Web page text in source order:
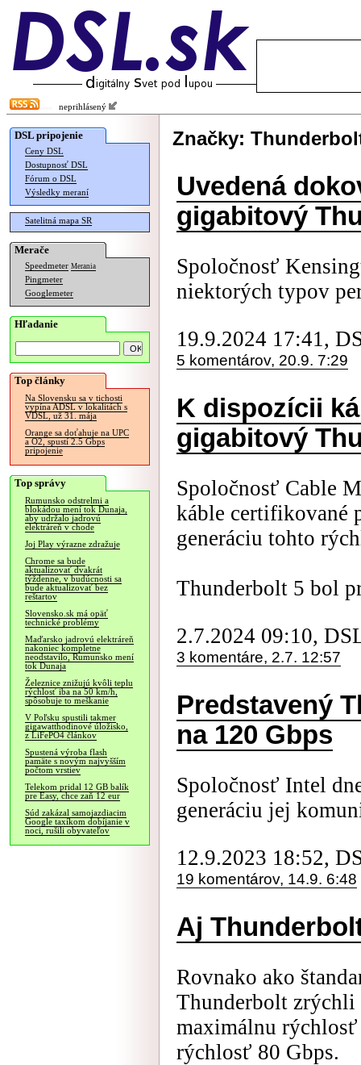
neprihlásený
DSL pripojenie
Ceny DSL
Dostupnosť DSL
Fórum o DSL
Výsledky meraní
Satelitná mapa SR
Merače
Speedmeter Merania
Pingmeter
Googlemeter
Hľadanie
Top články
Na Slovensku sa v tichosti
vypína ADSL v lokalitách s
VDSL, už 31. mája
Orange sa doťahuje na UPC
a O2, spustí 2.5 Gbps
pripojenie
Top správy
Rumunsko odstrelmi a
blokádou mení tok Dunaja,
aby udržalo jadrovú
elektráreň v chode
Joj Play výrazne zdražuje
Chrome sa bude
aktualizovať dvakrát
týždenne, v budúcnosti sa
bude aktualizovať bez
reštartov
Slovensko.sk má opäť
technické problémy
Maďarsko jadrovú elektráreň
nakoniec kompletne
neodstavilo, Rumunsko mení
tok Dunaja
Železnice znižujú kvôli teplu
rýchlosť iba na 50 km/h,
spôsobuje to meškanie
V Poľsku spustili takmer
gigawatthodinové úložisko,
z LiFePO4 článkov
Spustená výroba flash
pamäte s novým najvyšším
počtom vrstiev
Telekom pridal 12 GB balík
pre Easy, chce zaň 12 eur
Súd zakázal samojazdiacim
Google taxíkom dobíjanie v
noci, rušili obyvateľov
Značky:
Uvedená
gigabitový
Spoločnosť
niektorých typov
19.9.2024 17:41,
5 komentárov, 20.9. 7:29
K dispozícii
gigabitový
Spoločnosť Cable
káble certifikované
generáciu tohto
Thunderbolt 5 bol
2.7.2024 09:10,
3 komentáre, 2.7. 12:57
Predstavený
na 120 Gbps
Spoločnosť Intel
generáciu jej
12.9.2023 18:52,
19 komentárov, 14.9. 6:48
Aj
Rovnako ako
Thunderbolt
maximálnu
rýchlosť 80 Gbps.